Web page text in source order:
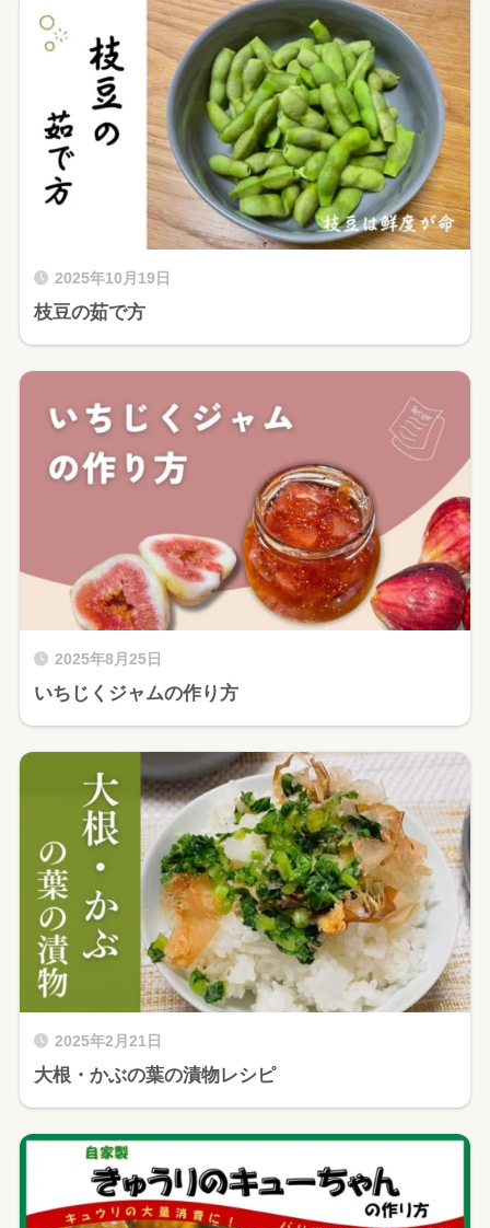
2025年10月19日
枝豆の茹で方
2025年8月25日
いちじくジャムの作り方
2025年2月21日
大根・かぶの葉の漬物レシピ